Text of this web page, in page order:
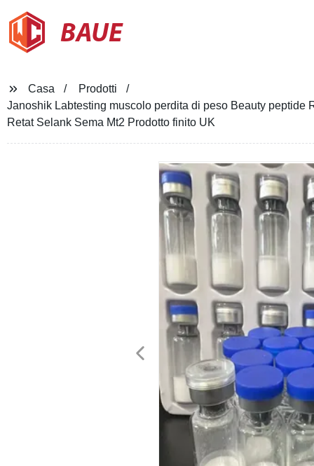
BAUE
Casa
Prodotti
Janoshik Labtesting muscolo perdita di peso Beauty
Retat Selank Sema Mt2 Prodotto finito UK